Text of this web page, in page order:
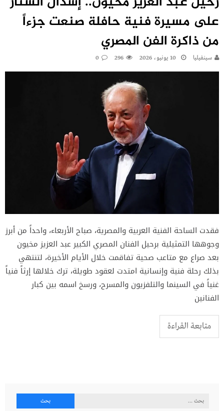
على مسيرة فنية حافلة صنعت جزءاً
من ذاكرة الفن المصري
سينفيليا 10 يونيو، 2026 296
0
فقدت الساحة الفنية العربية والمصرية، صباح الأربعاء، واحداً من أبرز
وجوهها التمثيلية برحيل الفنان المصري الكبير عبد العزيز مخيون
بعد صراع مع متاعب صحية تفاقمت خلال الأيام الأخيرة، لتنتهي
بذلك رحلة فنية وإنسانية امتدت لعقود طويلة، ترك خلالها إرثاً فنياً
غنياً في السينما والتلفزيون والمسرح، ورسخ اسمه بين كبار
الفنانين
متابعة القراءة
البحث